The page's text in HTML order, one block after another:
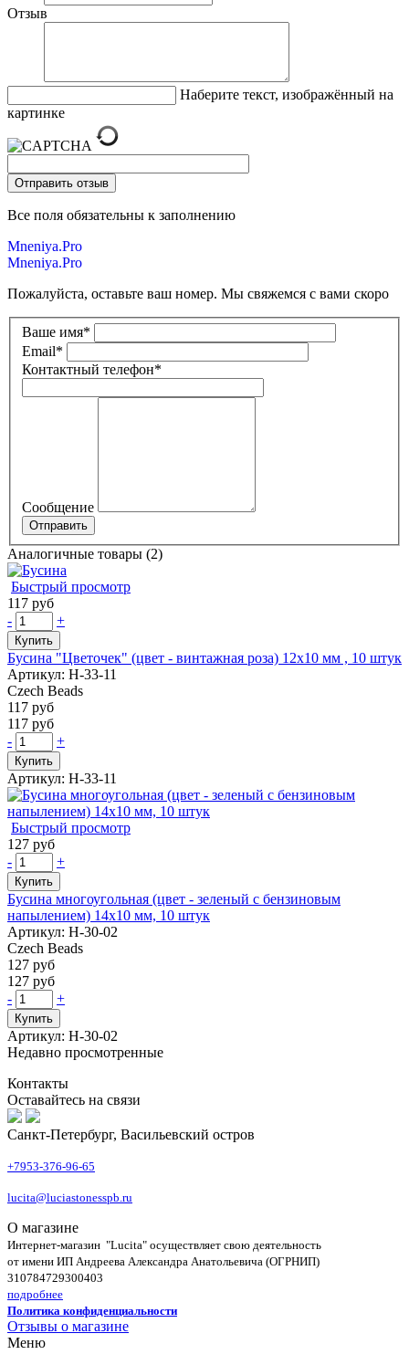
Отзыв
Наберите текст, изображённый на
картинке
Все поля обязательны к заполнению
Mneniya.Pro
Mneniya.Pro
Пожалуйста, оставьте ваш номер. Мы свяжемся с вами скоро
Ваше имя*
Email*
Контактный телефон*
Сообщение
Аналогичные товары (2)
Быстрый просмотр
117 руб
-
+
Купить
Бусина "Цветочек" (цвет - винтажная роза) 12х10 мм , 10 штук
Артикул: Н-33-11
Czech Beads
117 руб
117 руб
-
+
Купить
Артикул: Н-33-11
Быстрый просмотр
127 руб
-
+
Купить
Бусина многоугольная (цвет - зеленый с бензиновым
напылением) 14х10 мм, 10 штук
Артикул: Н-30-02
Czech Beads
127 руб
127 руб
-
+
Купить
Артикул: Н-30-02
Недавно просмотренные
Контакты
Оставайтесь на связи
Санкт-Петербург, Васильевский остров
+7953-376-96-65
lucita@luciastonesspb.ru
О магазине
Интернет-магазин "Lucita" осуществляет свою деятельность
от имени ИП Андреева Александра Анатольевича (ОГРНИП)
310784729300403
подробнее
Политика конфиденциальности
Отзывы о магазине
Меню